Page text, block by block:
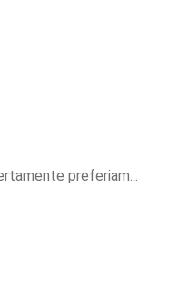
preferiam...